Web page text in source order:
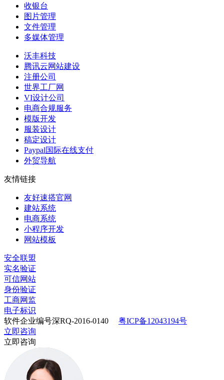
收银台
图片管理
文件管理
多媒体管理
沃丰科技
腾讯云网站建设
注册公司
世界工厂网
VI设计公司
电商合规服务
模版开发
服装设计
稿定设计
Paypal国际在线支付
外贸导航
友情链接
友好速搭官网
建站系统
电商系统
小程序开发
网站模板
安全联盟
实名验证
可信网站
身份验证
工商网监
电子标识
软件企业编号深RQ-2016-0140
粤ICP备12043194号
立即咨询
立即咨询